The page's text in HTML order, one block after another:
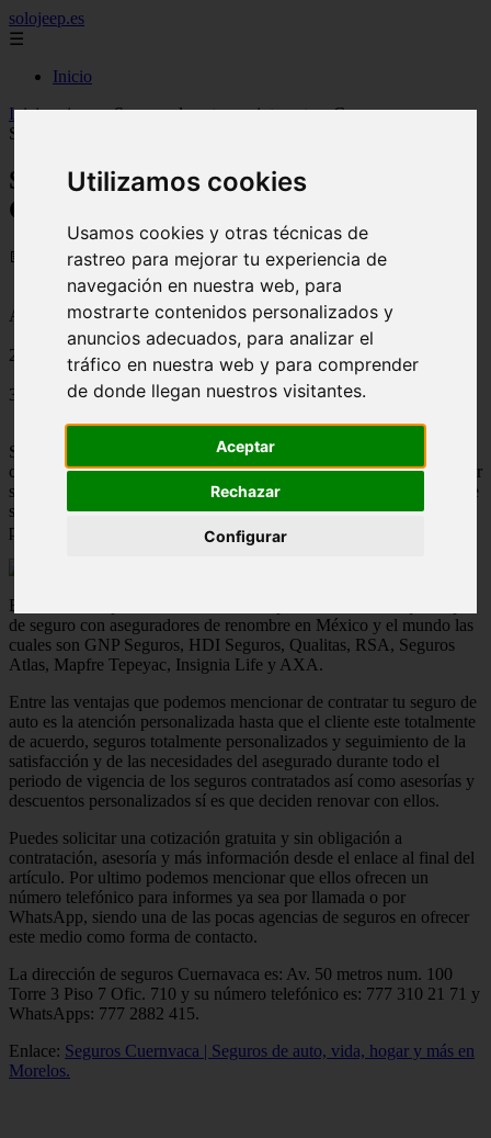
Utilizamos cookies
Usamos cookies y otras técnicas de
rastreo para mejorar tu experiencia de
navegación en nuestra web, para
mostrarte contenidos personalizados y
anuncios adecuados, para analizar el
tráfico en nuestra web y para comprender
de donde llegan nuestros visitantes.
Aceptar
Rechazar
Configurar
solojeep.es
☰
Inicio
Inicio > jeep >Seguros de auto por internet en Cuernavaca con
SegurosCuernavaca.com
Seguros de auto por internet en
Cuernavaca con SegurosCuernavaca.com
📅 25/07/2025
Aseguradoras
2016-01-15
3888
Seguros Cuernavaca es una nueva agencia de seguros ubicado en la
ciudad de Cuernavaca, Morelos, la cual está especializada en brindar
seguros de auto, hogar, vida, gastos médicos o cualquier otro tipo de
seguro que los habitantes del este estado de la república mexicana
puedan llegar a requerir.
Ellos te dan la posibilidad de contratar prácticamente cualquier tipo
de seguro con aseguradores de renombre en México y el mundo las
cuales son GNP Seguros, HDI Seguros, Qualitas, RSA, Seguros
Atlas, Mapfre Tepeyac, Insignia Life y AXA.
Entre las ventajas que podemos mencionar de contratar tu seguro de
auto es la atención personalizada hasta que el cliente este totalmente
de acuerdo, seguros totalmente personalizados y seguimiento de la
satisfacción y de las necesidades del asegurado durante todo el
periodo de vigencia de los seguros contratados así como asesorías y
descuentos personalizados sí es que deciden renovar con ellos.
Puedes solicitar una cotización gratuita y sin obligación a
contratación, asesoría y más información desde el enlace al final del
artículo. Por ultimo podemos mencionar que ellos ofrecen un
número telefónico para informes ya sea por llamada o por
WhatsApp, siendo una de las pocas agencias de seguros en ofrecer
este medio como forma de contacto.
La dirección de seguros Cuernavaca es: Av. 50 metros num. 100
Torre 3 Piso 7 Ofic. 710 y su número telefónico es: 777 310 21 71 y
WhatsApps: 777 2882 415.
Enlace: Seguros Cuernvaca | Seguros de auto, vida, hogar y más en
Morelos.